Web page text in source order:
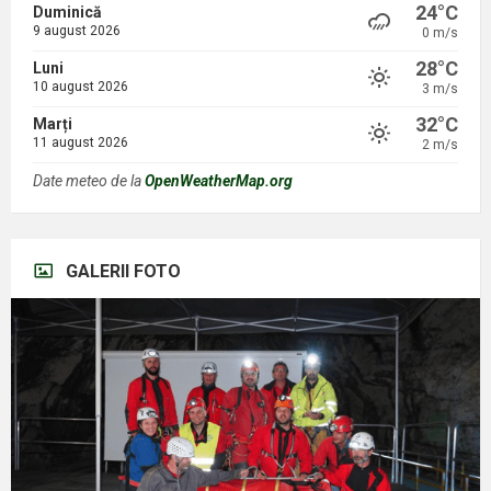
Duminică
9 august 2026
24°C
0 m/s
Luni
10 august 2026
28°C
3 m/s
Marți
11 august 2026
32°C
2 m/s
Date meteo de laOpenWeatherMap.org
GALERII FOTO